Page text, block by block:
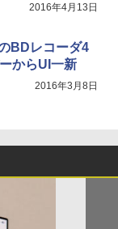
2016年4月13日
BDレコーダ4
からUI一新
2016年3月8日